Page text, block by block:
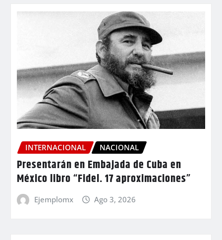
INTERNACIONAL NACIONAL
Presentarán en Embajada de Cuba en
México libro “Fidel. 17 aproximaciones”
Ejemplomx Ago 3, 2026